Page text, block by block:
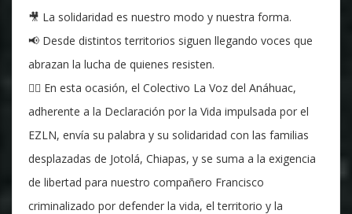
🎥 La solidaridad es nuestro modo y nuestra forma.
📢 Desde distintos territorios siguen llegando voces que
abrazan la lucha de quienes resisten.
❤️‍🔥 En esta ocasión, el Colectivo La Voz del Anáhuac,
adherente a la Declaración por la Vida impulsada por el
EZLN, envía su palabra y su solidaridad con las familias
desplazadas de Jotolá, Chiapas, y se suma a la exigencia
de libertad para nuestro compañero Francisco
criminalizado por defender la vida, el territorio y la